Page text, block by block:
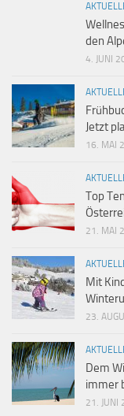
den
4. JUNI
Jetzt
16. MAI
Top
21. MAI
Mit
23.
Dem
immer
21. JUNI